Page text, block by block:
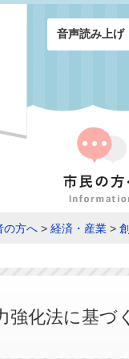
音声読み上げ
の方へ > 経済・産業 >
強化法に基づ